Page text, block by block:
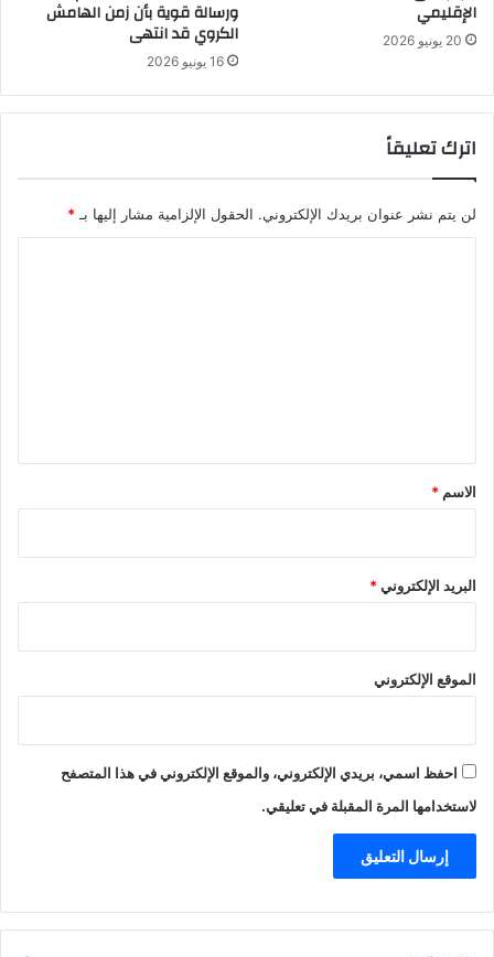
الإقليمي
20 يونيو 2026
ورسالة قوية بأن زمن الهامش
الكروي قد انتهى
16 يونيو 2026
اترك تعليقاً
لن يتم نشر عنوان بريدك الإلكتروني. الحقول الإلزامية مشار إليها بـ *
*
الاسم *
البريد الإلكتروني*
الموقع الإلكتروني
احفظ اسمي، بريدي الإلكتروني، والموقع الإلكتروني في هذا المتصفح
لاستخدامها المرة المقبلة في تعليقي.